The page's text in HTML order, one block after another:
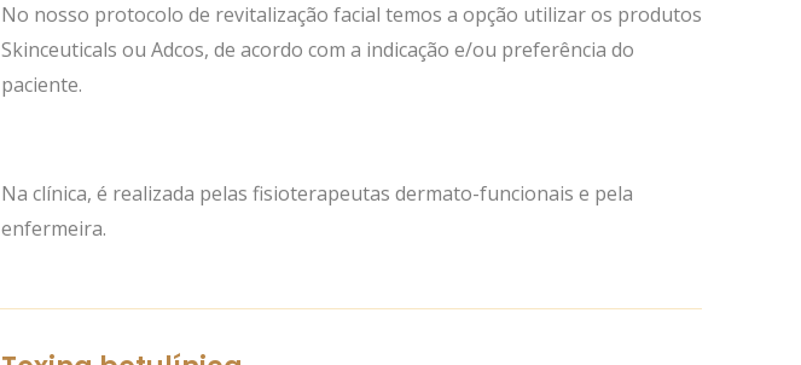
No nosso protocolo de revitalização facial temos a opção utilizar os produtos
Skinceuticals ou Adcos, de acordo com a indicação e/ou preferência do
paciente.
Na clínica, é realizada pelas fisioterapeutas dermato-funcionais e pela
enfermeira.